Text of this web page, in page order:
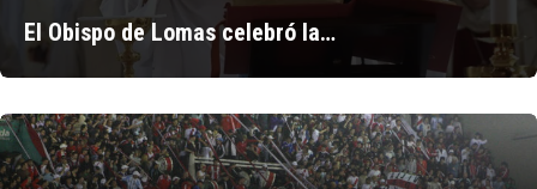
El Obispo de Lomas celebró la…